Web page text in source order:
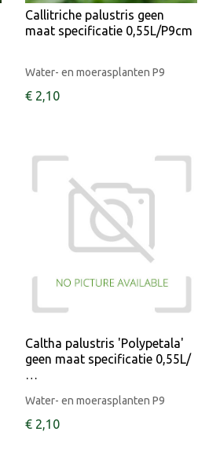
Callitriche palustris geen
maat specificatie 0,55L/P9cm
Water- en moerasplanten P9
€ 2,10
Caltha palustris 'Polypetala'
geen maat specificatie 0,55L/
…
Water- en moerasplanten P9
€ 2,10